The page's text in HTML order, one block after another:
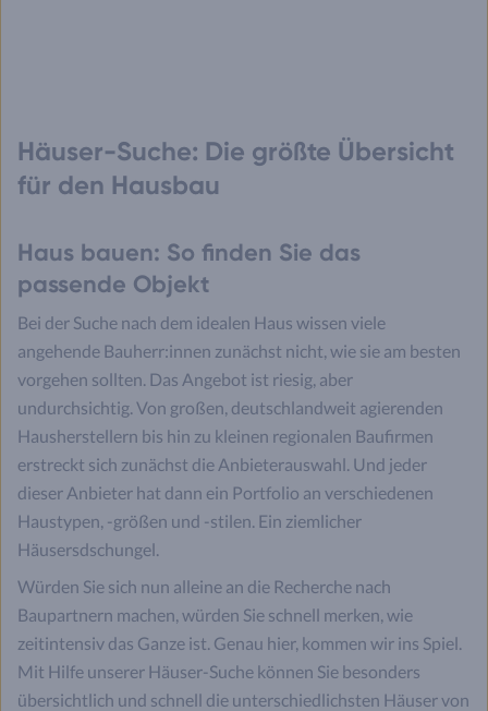
Häuser-Suche: Die größte Übersicht
für den Hausbau
Haus bauen: So finden Sie das
passende Objekt
Bei der Suche nach dem idealen Haus wissen viele
angehende Bauherr:innen zunächst nicht, wie sie am besten
vorgehen sollten. Das Angebot ist riesig, aber
undurchsichtig. Von großen, deutschlandweit agierenden
Hausherstellern bis hin zu kleinen regionalen Baufirmen
erstreckt sich zunächst die Anbieterauswahl. Und jeder
dieser Anbieter hat dann ein Portfolio an verschiedenen
Haustypen, -größen und -stilen. Ein ziemlicher
Häusersdschungel.
Würden Sie sich nun alleine an die Recherche nach
Baupartnern machen, würden Sie schnell merken, wie
zeitintensiv das Ganze ist. Genau hier, kommen wir ins Spiel.
Mit Hilfe unserer Häuser-Suche können Sie besonders
übersichtlich und schnell die unterschiedlichsten Häuser von